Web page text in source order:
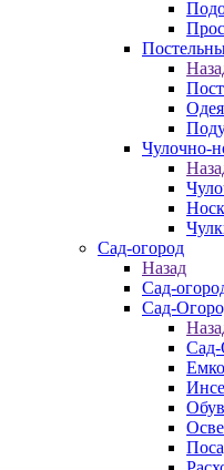
Чулочно-
Сад-огород
Назад
Сад-
Сад-
Сад-